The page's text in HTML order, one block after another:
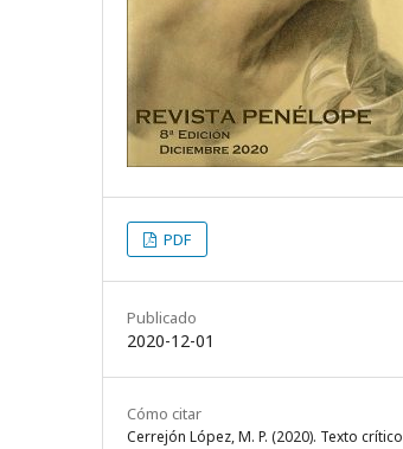
PDF
Publicado
2020-12-01
Cómo citar
Cerrejón López, M. P. (2020). Texto crítico